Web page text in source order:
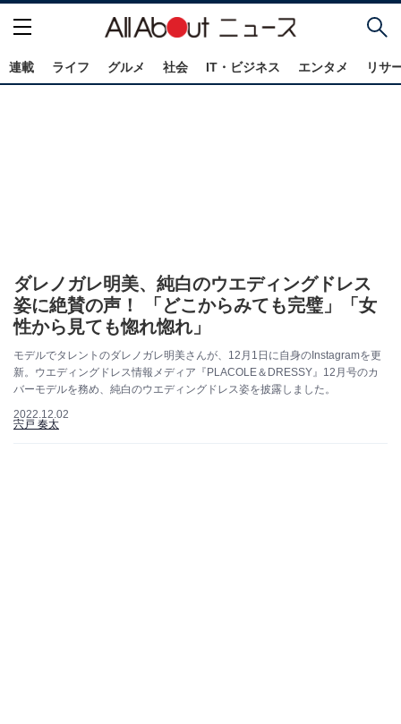
連載 ライフ グルメ 社会 IT・ビジネス エンタメ リサ
ダレノガレ明美、純白のウエディングドレス
姿に絶賛の声！ 「どこからみても完璧」「女
性から見ても惚れ惚れ」
モデルでタレントのダレノガレ明美さんが、12月1日に自身のInstagramを更
新。ウエディングドレス情報メディア『PLACOLE＆DRESSY』12月号のカ
バーモデルを務め、純白のウエディングドレス姿を披露しました。
2022.12.02
宍戸 奏太